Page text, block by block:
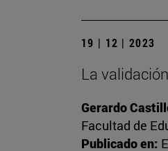
19 | 12 | 2023
La
Gerardo
Facultad de
Publicado en: